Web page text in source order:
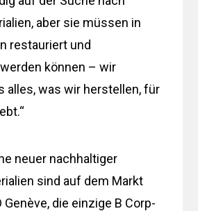
aber sie müssen in
restauriert und
können – wir
alles, was wir herstellen, für
neuer nachhaltiger
sind auf dem Markt
Genève, die einzige B Corp-